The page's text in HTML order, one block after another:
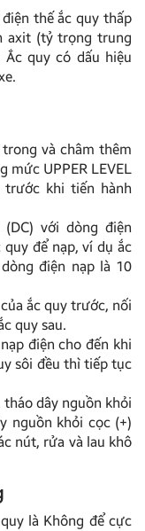
thế ắc quy thấp
axit (tỷ trọng trung
quy có dấu hiệu
và châm thêm
mức UPPER LEVEL
trước khi tiến hành
với dòng điện
để nạp, ví dụ ắc
điện nạp là 10
ắc quy trước, nối
quy sau.
điện cho đến khi
sôi đều thì tiếp tục
dây nguồn khỏi
nguồn khỏi cọc (+)
nút, rửa và lau khô
là Không để cực